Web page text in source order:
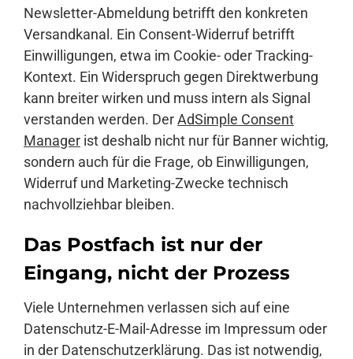
Newsletter-Abmeldung betrifft den konkreten
Versandkanal. Ein Consent-Widerruf betrifft
Einwilligungen, etwa im Cookie- oder Tracking-
Kontext. Ein Widerspruch gegen Direktwerbung
kann breiter wirken und muss intern als Signal
verstanden werden. DerAdSimple Consent
Manager ist deshalb nicht nur für Banner wichtig,
sondern auch für die Frage, ob Einwilligungen,
Widerruf und Marketing-Zwecke technisch
nachvollziehbar bleiben.
Das Postfach ist nur der
Eingang, nicht der Prozess
Viele Unternehmen verlassen sich auf eine
Datenschutz-E-Mail-Adresse im Impressum oder
in der Datenschutzerklärung. Das ist notwendig,